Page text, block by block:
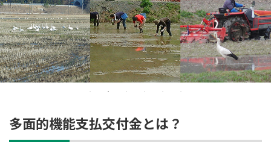
多面的機能支払交付金とは？